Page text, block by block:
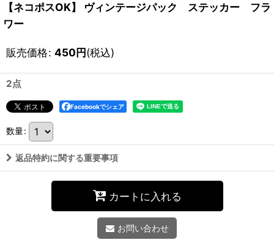
【ネコポスOK】 ヴィンテージパック ステッカー フラ
ワー
販売価格: 450円(税込)
2点
Facebookでシェア
数量:
返品特約に関する重要事項
カートに入れる
お問い合わせ